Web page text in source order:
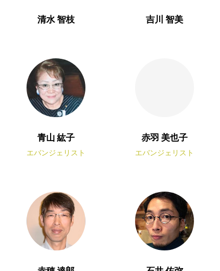
清水 智枝 吉川 智美
青山 紘子
エバンジェリスト
赤羽 美也子
エバンジェリスト